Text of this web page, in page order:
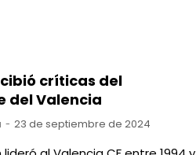
críticas del
del Valencia
23 de septiembre de 2024